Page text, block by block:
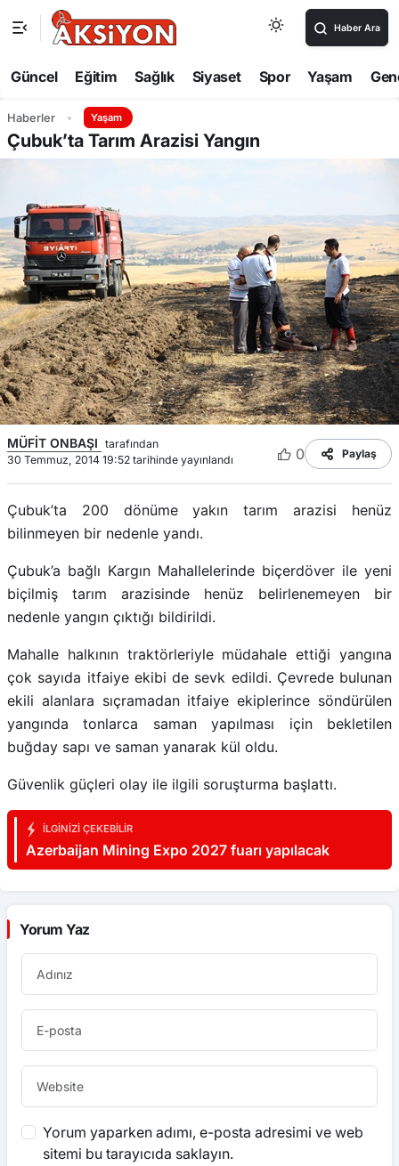
Haber Ara
Güncel Eğitim Sağlık Siyaset Spor Yaşam
Haberler Yaşam
Çubuk’ta Tarım Arazisi Yangın
MÜFİT ONBAŞI tarafından
30 Temmuz, 2014 19:52 tarihinde yayınlandı
0 Paylaş
Çubuk’ta 200 dönüme yakın tarım arazisi henüz
bilinmeyen bir nedenle yandı.
Çubuk’a bağlı Kargın Mahallelerinde biçerdöver ile yeni
biçilmiş tarım arazisinde henüz belirlenemeyen bir
nedenle yangın çıktığı bildirildi.
Mahalle halkının traktörleriyle müdahale ettiği yangına
çok sayıda itfaiye ekibi de sevk edildi. Çevrede bulunan
ekili alanlara sıçramadan itfaiye ekiplerince söndürülen
yangında tonlarca saman yapılması için bekletilen
buğday sapı ve saman yanarak kül oldu.
Güvenlik güçleri olay ile ilgili soruşturma başlattı.
İLGINIZI ÇEKEBILIR
Azerbaijan Mining Expo 2027 fuarı yapılacak
Yorum Yaz
Yorum yaparken adımı, e-posta adresimi ve web
sitemi bu tarayıcıda saklayın.